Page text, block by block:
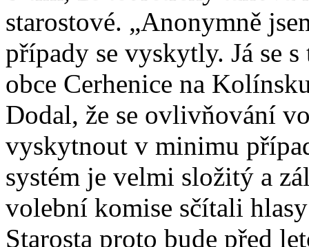
starostové. „Anonymně
případy se vyskytly. Já se
obce Cerhenice na
Dodal, že se ovlivňování
vyskytnout v minimu
systém je velmi složitý a
volební komise sčítali
Starosta proto bude před